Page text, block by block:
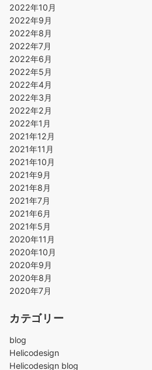
2022年10月
2022年9月
2022年8月
2022年7月
2022年6月
2022年5月
2022年4月
2022年3月
2022年2月
2022年1月
2021年12月
2021年11月
2021年10月
2021年9月
2021年8月
2021年7月
2021年6月
2021年5月
2020年11月
2020年10月
2020年9月
2020年8月
2020年7月
カテゴリー
blog
Helicodesign
Helicodesign blog